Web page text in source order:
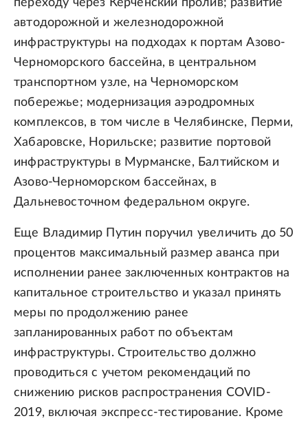
переходу через Керченский пролив; развитие
автодорожной и железнодорожной
инфраструктуры на подходах к портам Азово-
Черноморского бассейна, в центральном
транспортном узле, на Черноморском
побережье; модернизация аэродромных
комплексов, в том числе в Челябинске, Перми,
Хабаровске, Норильске; развитие портовой
инфраструктуры в Мурманске, Балтийском и
Азово-Черноморском бассейнах, в
Дальневосточном федеральном округе.
Еще Владимир Путин поручил увеличить до 50
процентов максимальный размер аванса при
исполнении ранее заключенных контрактов на
капитальное строительство и указал принять
меры по продолжению ранее
запланированных работ по объектам
инфраструктуры. Строительство должно
проводиться с учетом рекомендаций по
снижению рисков распространения COVID-
2019, включая экспресс-тестирование. Кроме